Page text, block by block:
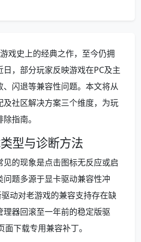
戏史上的经典之作，至今仍拥
，部分玩家反映游戏在PC及主
闪退等兼容性问题。本文将从
及社区解决方案三个维度，为玩
指南。
型与诊断方法
的现象是点击图标无反应或启
题多源于显卡驱动兼容性冲
动对老游戏的兼容支持存在缺
理器回滚至一年前的稳定版驱
下载专用兼容补丁。